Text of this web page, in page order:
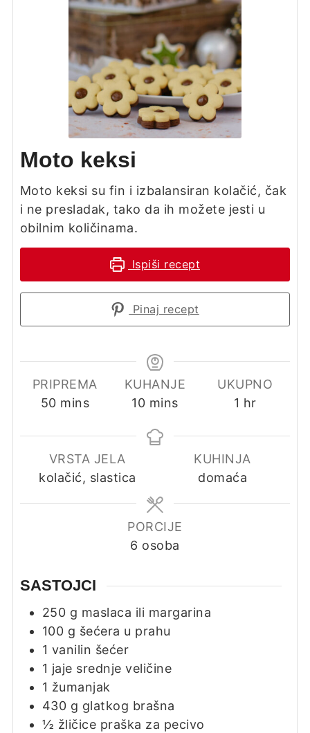
Moto keksi
Moto keksi su fin i izbalansiran kolačić, čak
i ne presladak, tako da ih možete jesti u
obilnim količinama.
Ispiši recept
Pinaj recept
PRIPREMA
50minutes
mins
KUHANJE
10minutes
mins
UKUPNO
1 hour
hr
VRSTA JELA
kolačić, slastica
KUHINJA
domaća
PORCIJE
6 osoba
SASTOJCI
250 g maslaca ili margarina
100 g šećera u prahu
1 vanilin šećer
1 jaje srednje veličine
1 žumanjak
430 g glatkog brašna
½ žličice praška za pecivo